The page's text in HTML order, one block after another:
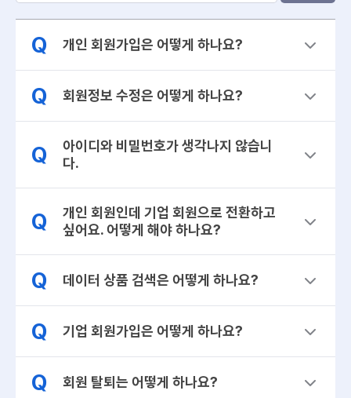
Q 개인 회원가입은 어떻게 하나요?
Q 회원정보 수정은 어떻게 하나요?
Q
아이디와 비밀번호가 생각나지 않습니
다.
Q
개인 회원인데 기업 회원으로 전환하고
싶어요. 어떻게 해야 하나요?
Q 데이터 상품 검색은 어떻게 하나요?
Q 기업 회원가입은 어떻게 하나요?
Q 회원 탈퇴는 어떻게 하나요?